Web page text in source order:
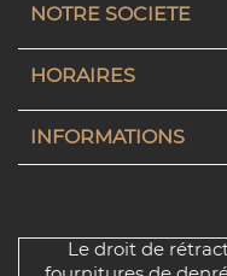
NOTRE SOCIETE
HORAIRES
INFORMATIONS
Le droit de